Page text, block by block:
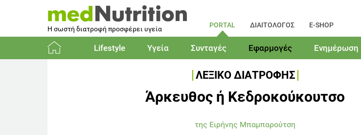
Η σωστή διατροφή προσφέρει υγεία PORTAL ΔΙΑΙΤΟΛΟΓΟΣ E-SHOP
Lifestyle Υγεία Συνταγές Εφαρμογές Ενημέρωση
ΛΕΞΙΚΟ ΔΙΑΤΡΟΦΗΣ
Άρκευθος ή Κεδροκούκουτσο
της Ειρήνης Μπαμπαρούτση